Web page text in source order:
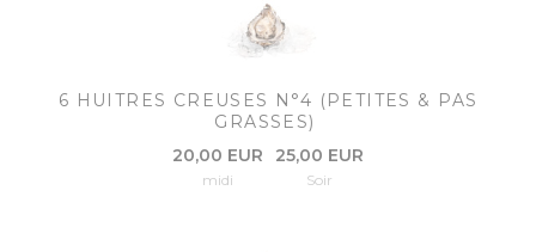
6 HUITRES CREUSES N°4 (PETITES & PAS
GRASSES)
20,00 EUR
midi
25,00 EUR
Soir